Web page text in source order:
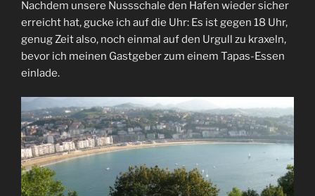
Nachdem unsere Nussschale den Hafen wieder sicher
erreicht hat, gucke ich auf die Uhr: Es ist gegen 18 Uhr,
genug Zeit also, noch einmal auf den Urgull zu kraxeln,
bevor ich meinen Gastgeber zum einem Tapas-Essen
einlade.